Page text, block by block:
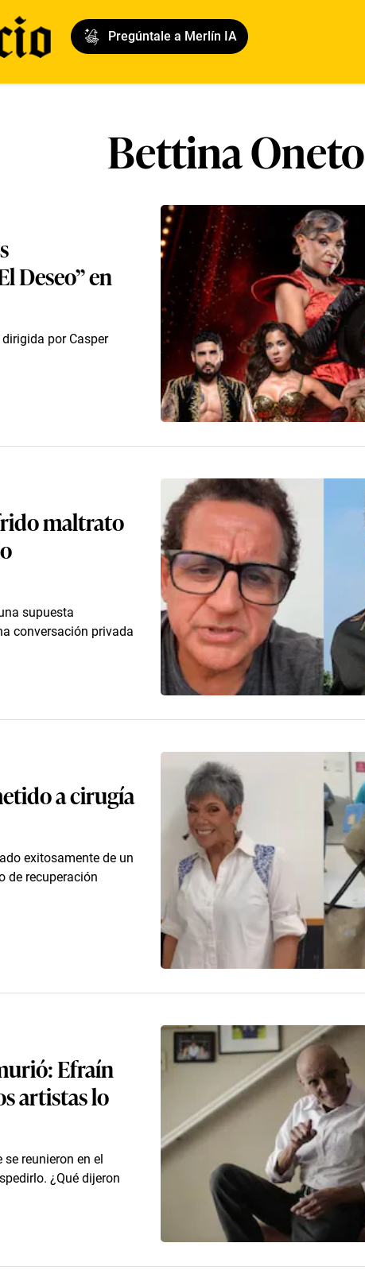
Pregúntale a Merlín IA
Bettina Oneto
Deseo” en
por Casper
maltrato
supuesta
conversación privada
a cirugía
exitosamente de un
de recuperación
Efraín
artistas lo
reunieron en el
¿Qué dijeron